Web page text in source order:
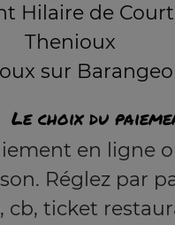
Hilaire de Court
Thenioux
sur
Le choix du
en ligne
Réglez par
cb, ticket